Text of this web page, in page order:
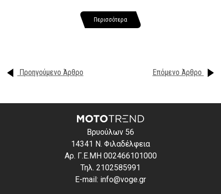
Περισσότερα
Προηγούμενο Άρθρο Επόμενο Άρθρο
Βρυούλων 56
14341 Ν. Φιλαδέλφεια
Αρ. Γ.Ε.ΜΗ 002466101000
Τηλ. 2102585991
E-mail: info@voge.gr